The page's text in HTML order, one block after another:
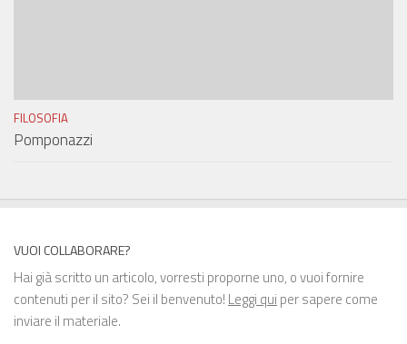
FILOSOFIA
Pomponazzi
VUOI COLLABORARE?
Hai già scritto un articolo, vorresti proporne uno, o vuoi fornire
contenuti per il sito? Sei il benvenuto! Leggi qui per sapere come
inviare il materiale.